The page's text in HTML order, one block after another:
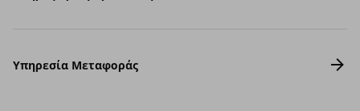
Υπηρεσία Μεταφοράς